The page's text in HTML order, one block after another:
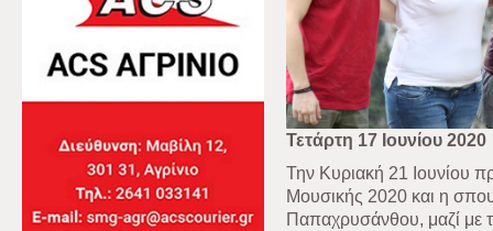
Τετάρτη 17 Ιουνίου 2020
Την Κυριακή 21 Ιουνίου
Μουσικής 2020 και η
Παπαχρυσάνθου, μαζί με